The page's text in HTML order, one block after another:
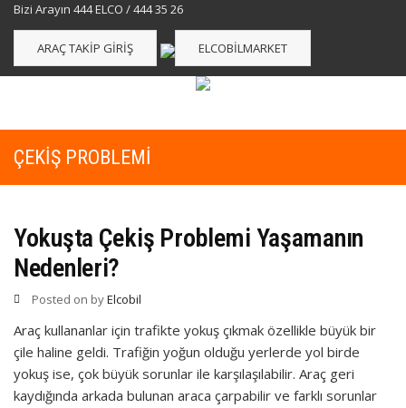
Bizi Arayın 444 ELCO / 444 35 26
ARAÇ TAKIP GIRIŞ ELCOBILMARKET
ÇEKIŞ PROBLEMI
Yokuşta Çekiş Problemi Yaşamanın
Nedenleri?
Posted on byElcobil
Araç kullananlar için trafikte yokuş çıkmak özellikle büyük bir
çile haline geldi. Trafiğin yoğun olduğu yerlerde yol birde
yokuş ise, çok büyük sorunlar ile karşılaşılabilir. Araç geri
kaydığında arkada bulunan araca çarpabilir ve farklı sorunlar